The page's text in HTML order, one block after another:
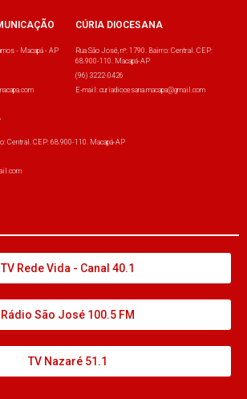
- Macapá - AP
CÚRIA DIOCESANA
Rua São José, nº: 1790. Bairro: Central. CEP:
68.900-110. Macapá-AP
(96) 3222-0426
E-mail: curiadiocesana.macapa@gmail.com
Central. CEP: 68.900-110. Macapá-AP
TV Rede Vida - Canal 40.1
Rádio São José 100.5 FM
TV Nazaré 51.1